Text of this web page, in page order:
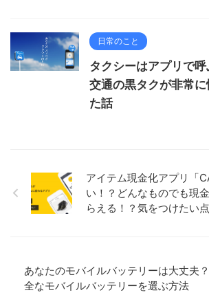
日常のこと
タクシーはアプリで
交通の黒タクが非常
た話
アイテム現金化アプリ「
い！？どんなものでも現
らえる！？気をつけたい
あなたのモバイルバッテリーは大丈夫
全なモバイルバッテリーを選ぶ方法